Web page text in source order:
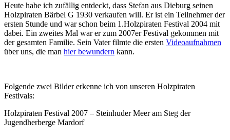
Heute habe ich zufällig entdeckt, dass Stefan aus Dieburg seinen
Holzpiraten Bärbel G 1930 verkaufen will. Er ist ein Teilnehmer der
ersten Stunde und war schon beim 1.Holzpiraten Festival 2004 mit
dabei. Ein zweites Mal war er zum 2007er Festival gekommen mit
der gesamten Familie. Sein Vater filmte die ersten Videoaufnahmen
über uns, die man hier bewundern kann.
Folgende zwei Bilder erkenne ich von unseren Holzpiraten
Festivals:
Holzpiraten Festival 2007 – Steinhuder Meer am Steg der
Jugendherberge Mardorf